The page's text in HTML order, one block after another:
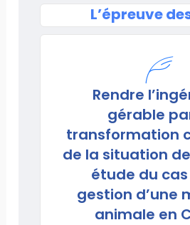
L’épreuve
Rendre
gérable
transformation
de la situation
étude du
gestion d’une
animale en